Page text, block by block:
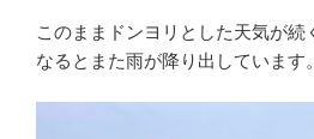
このままドンヨリとした天気が続
なるとまた雨が降り出しています。